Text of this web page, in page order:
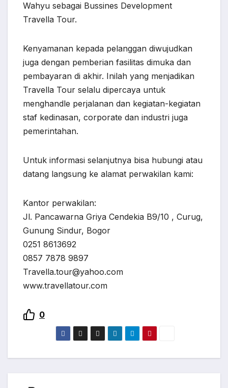
Wahyu sebagai Bussines Development
Travella Tour.
Kenyamanan kepada pelanggan diwujudkan
juga dengan pemberian fasilitas dimuka dan
pembayaran di akhir. Inilah yang menjadikan
Travella Tour selalu dipercaya untuk
menghandle perjalanan dan kegiatan-kegiatan
staf kedinasan, corporate dan industri juga
pemerintahan.
Untuk informasi selanjutnya bisa hubungi atau
datang langsung ke alamat perwakilan kami:
Kantor perwakilan:
Jl. Pancawarna Griya Cendekia B9/10 , Curug,
Gunung Sindur, Bogor
0251 8613692
0857 7878 9897
Travella.tour@yahoo.com
www.travellatour.com
0